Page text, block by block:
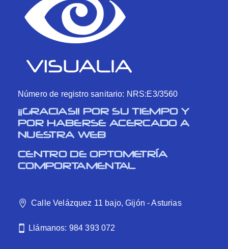
Número de registro sanitario: NRS:E3/3560
¡¡GRACIAS!! POR SU TIEMPO Y
POR HABERSE ACERCADO A
NUESTRA WEB
CENTRO DE OPTOMETRÍA
COMPORTAMENTAL
Calle Velázquez 11 bajo, Gijón - Asturias
Llámanos: 984 393 072